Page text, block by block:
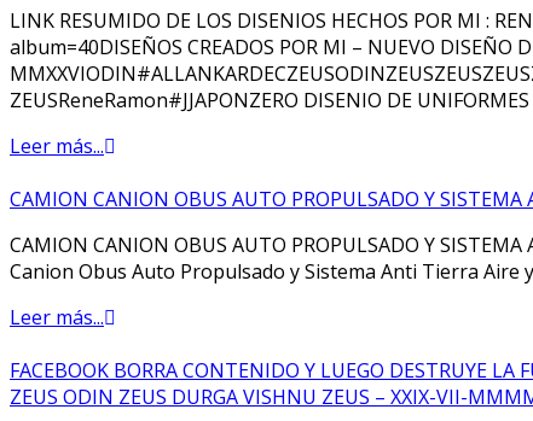
LINK RESUMIDO DE LOS DISENIOS HECHOS POR MI :
album=40DISEÑOS CREADOS POR MI – NUEVO DISEÑO
ZEUSReneRamon#JJAPONZERO DISENIO DE
Leer más...
CAMION CANION OBUS AUTO PROPULSADO Y
CAMION CANION OBUS AUTO PROPULSADO Y
Canion Obus Auto Propulsado y Sistema Anti Tierra Aire
Leer más...
FACEBOOK BORRA CONTENIDO Y LUEGO DESTRUYE
ZEUS ODIN ZEUS DURGA VISHNU ZEUS – XXIX-VII-